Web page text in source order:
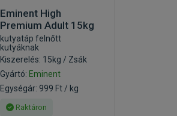
Eminent High
Premium Adult 15kg
kutyatáp felnőtt
kutyáknak
Kiszerelés: 15kg / Zsák
Gyártó: Eminent
Egységár: 999 Ft / kg
Raktáron